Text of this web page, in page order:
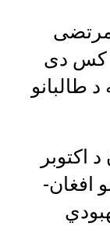
مرتضی
کس دی
طالبانو
اکتوبر
افغان-